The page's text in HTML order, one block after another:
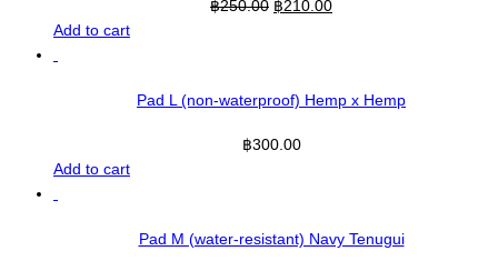
฿250.00 ฿210.00
Add to cart
Pad L (non-waterproof) Hemp x Hemp
฿300.00
Add to cart
Pad M (water-resistant) Navy Tenugui